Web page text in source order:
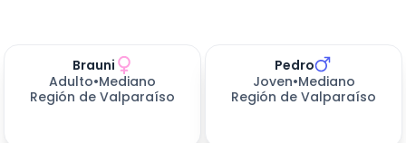
Brauni
Adulto•Mediano
Región de Valparaíso
días esperando
Pedro
Joven•Mediano
Región de Valparaíso